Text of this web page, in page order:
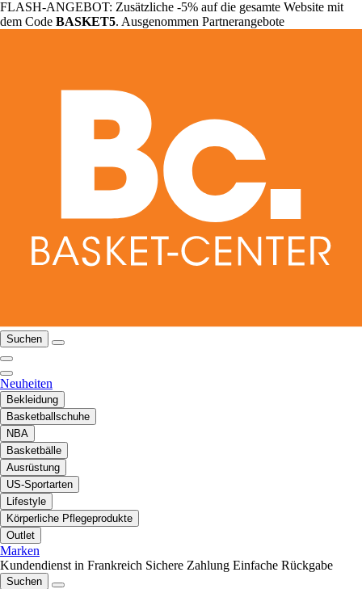
FLASH-ANGEBOT: Zusätzliche -5% auf die gesamte Website mit
dem Code BASKET5. Ausgenommen Partnerangebote
Suchen
Neuheiten
Bekleidung
Basketballschuhe
NBA
Basketbälle
Ausrüstung
US-Sportarten
Lifestyle
Körperliche Pflegeprodukte
Outlet
Marken
Kundendienst in Frankreich Sichere Zahlung Einfache Rückgabe
Suchen